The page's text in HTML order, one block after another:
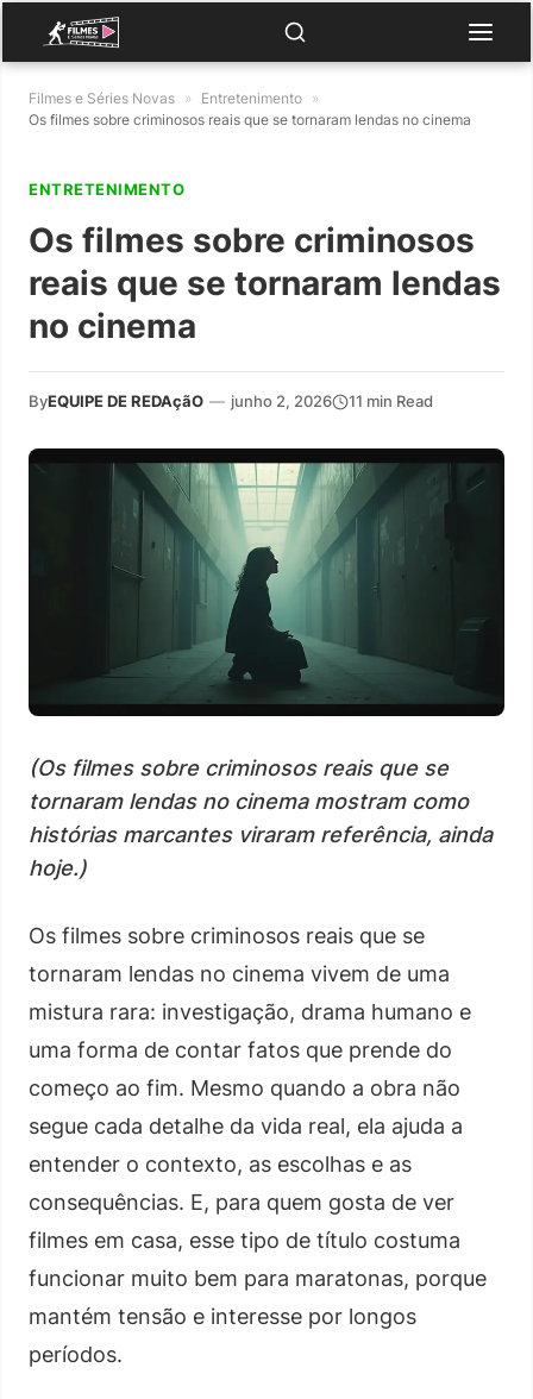
Filmes e Séries Novas » Entretenimento »
Os filmes sobre criminosos reais que se tornaram lendas no cinema
ENTRETENIMENTO
Os filmes sobre criminosos
reais que se tornaram lendas
no cinema
ByEQUIPE DE REDAçãO — junho 2, 2026 11 min Read
(Os filmes sobre criminosos reais que se
tornaram lendas no cinema mostram como
histórias marcantes viraram referência, ainda
hoje.)
Os filmes sobre criminosos reais que se
tornaram lendas no cinema vivem de uma
mistura rara: investigação, drama humano e
uma forma de contar fatos que prende do
começo ao fim. Mesmo quando a obra não
segue cada detalhe da vida real, ela ajuda a
entender o contexto, as escolhas e as
consequências. E, para quem gosta de ver
filmes em casa, esse tipo de título costuma
funcionar muito bem para maratonas, porque
mantém tensão e interesse por longos
períodos.